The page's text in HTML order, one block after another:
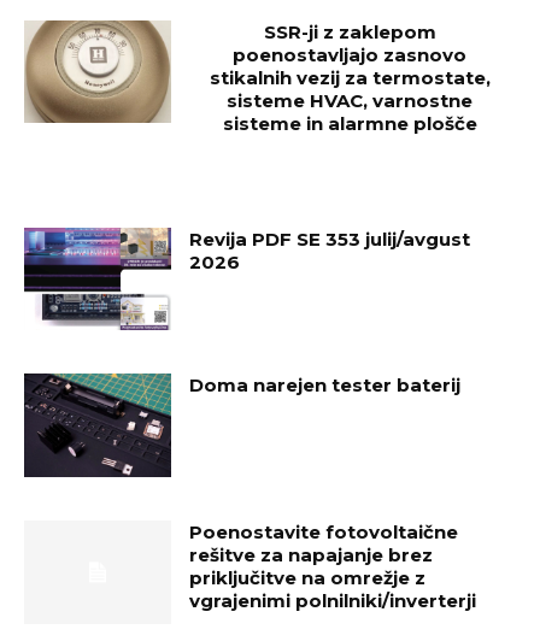
SSR-ji z zaklepom
poenostavljajo zasnovo
stikalnih vezij za termostate,
sisteme HVAC, varnostne
sisteme in alarmne plošče
Revija PDF SE 353 julij/avgust
2026
Doma narejen tester baterij
Poenostavite fotovoltaične
rešitve za napajanje brez
priključitve na omrežje z
vgrajenimi polnilniki/inverterji